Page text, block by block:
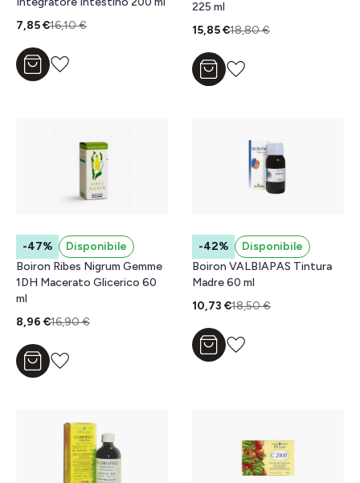
7,85 €16,10 €
Aggiungi al carrello
225 ml
15,85 €18,80 €
Aggiungi al carrello
-47%
Disponibile
Boiron Ribes Nigrum Gemme
1DH Macerato Glicerico 60
ml
8,96 €16,90 €
Aggiungi al carrello
-42%
Disponibile
Boiron VALBIAPAS Tintura
Madre 60 ml
10,73 €18,50 €
Aggiungi al carrello